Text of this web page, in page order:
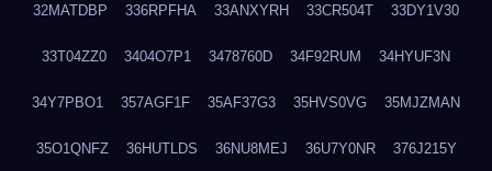
32MATDBP 336RPFHA 33ANXYRH 33CR504T 33DY1V30
33T04ZZ0 3404O7P1 3478760D 34F92RUM 34HYUF3N
34Y7PBO1 357AGF1F 35AF37G3 35HVS0VG 35MJZMAN
35O1QNFZ 36HUTLDS 36NU8MEJ 36U7Y0NR 376J215Y